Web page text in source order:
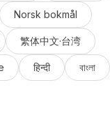
Norsk bokmål
繁体中文·台湾
हिन्दी বাংলা